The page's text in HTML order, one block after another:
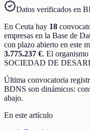
Datos verificados en
En Ceuta hay 18
empresas en la Base de
con plazo abierto en este
3.775.237 €. El organismo
SOCIEDAD DE
Última convocatoria
BDNS son dinámicos:
abajo.
En este artículo